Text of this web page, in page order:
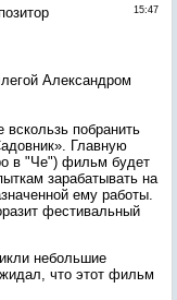
15:47
Александром
побранить
Главную
в "Че") фильм будет
зарабатывать на
ему работы.
фестивальный
небольшие
что этот фильм